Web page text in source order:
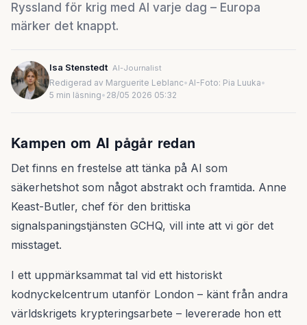
Ryssland för krig med AI varje dag – Europa
märker det knappt.
Isa Stenstedt AI-Journalist
Redigerad av Marguerite Leblanc•AI-Foto: Pia Luuka•
5 min läsning• 28/05 2026 05:32
Kampen om AI pågår redan
Det finns en frestelse att tänka på AI som
säkerhetshot som något abstrakt och framtida. Anne
Keast-Butler, chef för den brittiska
signalspaningstjänsten GCHQ, vill inte att vi gör det
misstaget.
I ett uppmärksammat tal vid ett historiskt
kodnyckelcentrum utanför London – känt från andra
världskrigets krypteringsarbete – levererade hon ett